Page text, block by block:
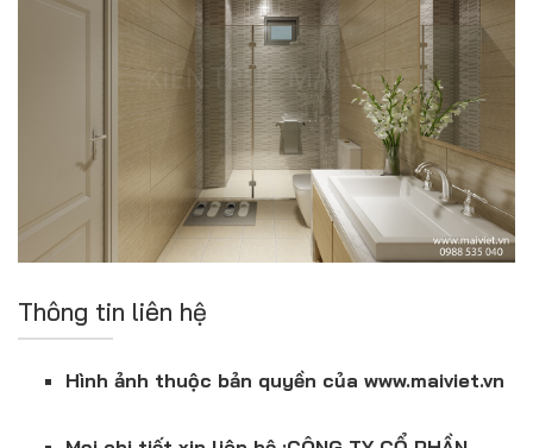
Thông tin liên hệ
Hình ảnh thuộc bản quyền của www.maiviet.vn